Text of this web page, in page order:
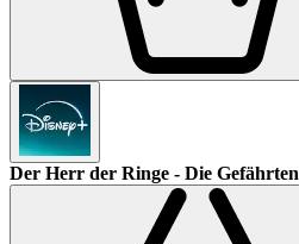
Der Herr der Ringe - Die Gefährten